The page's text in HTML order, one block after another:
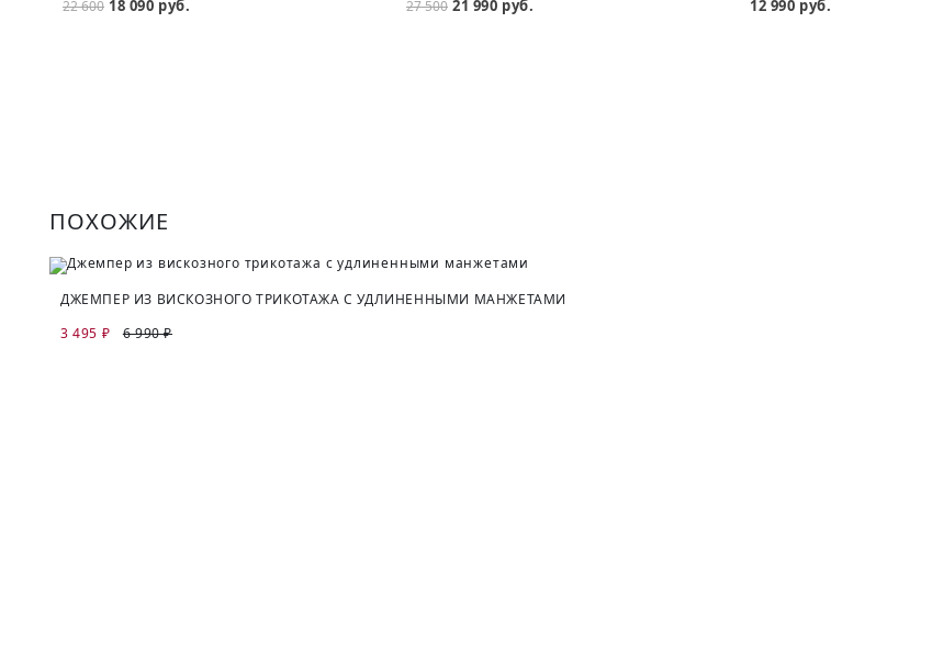
22 600 18 090 руб. 27 500 21 990 руб. 12 990 руб.
ПОХОЖИЕ
ДЖЕМПЕР ИЗ ВИСКОЗНОГО ТРИКОТАЖА С УДЛИНЕННЫМИ МАНЖЕТАМИ
3 495 ₽
6 990 ₽